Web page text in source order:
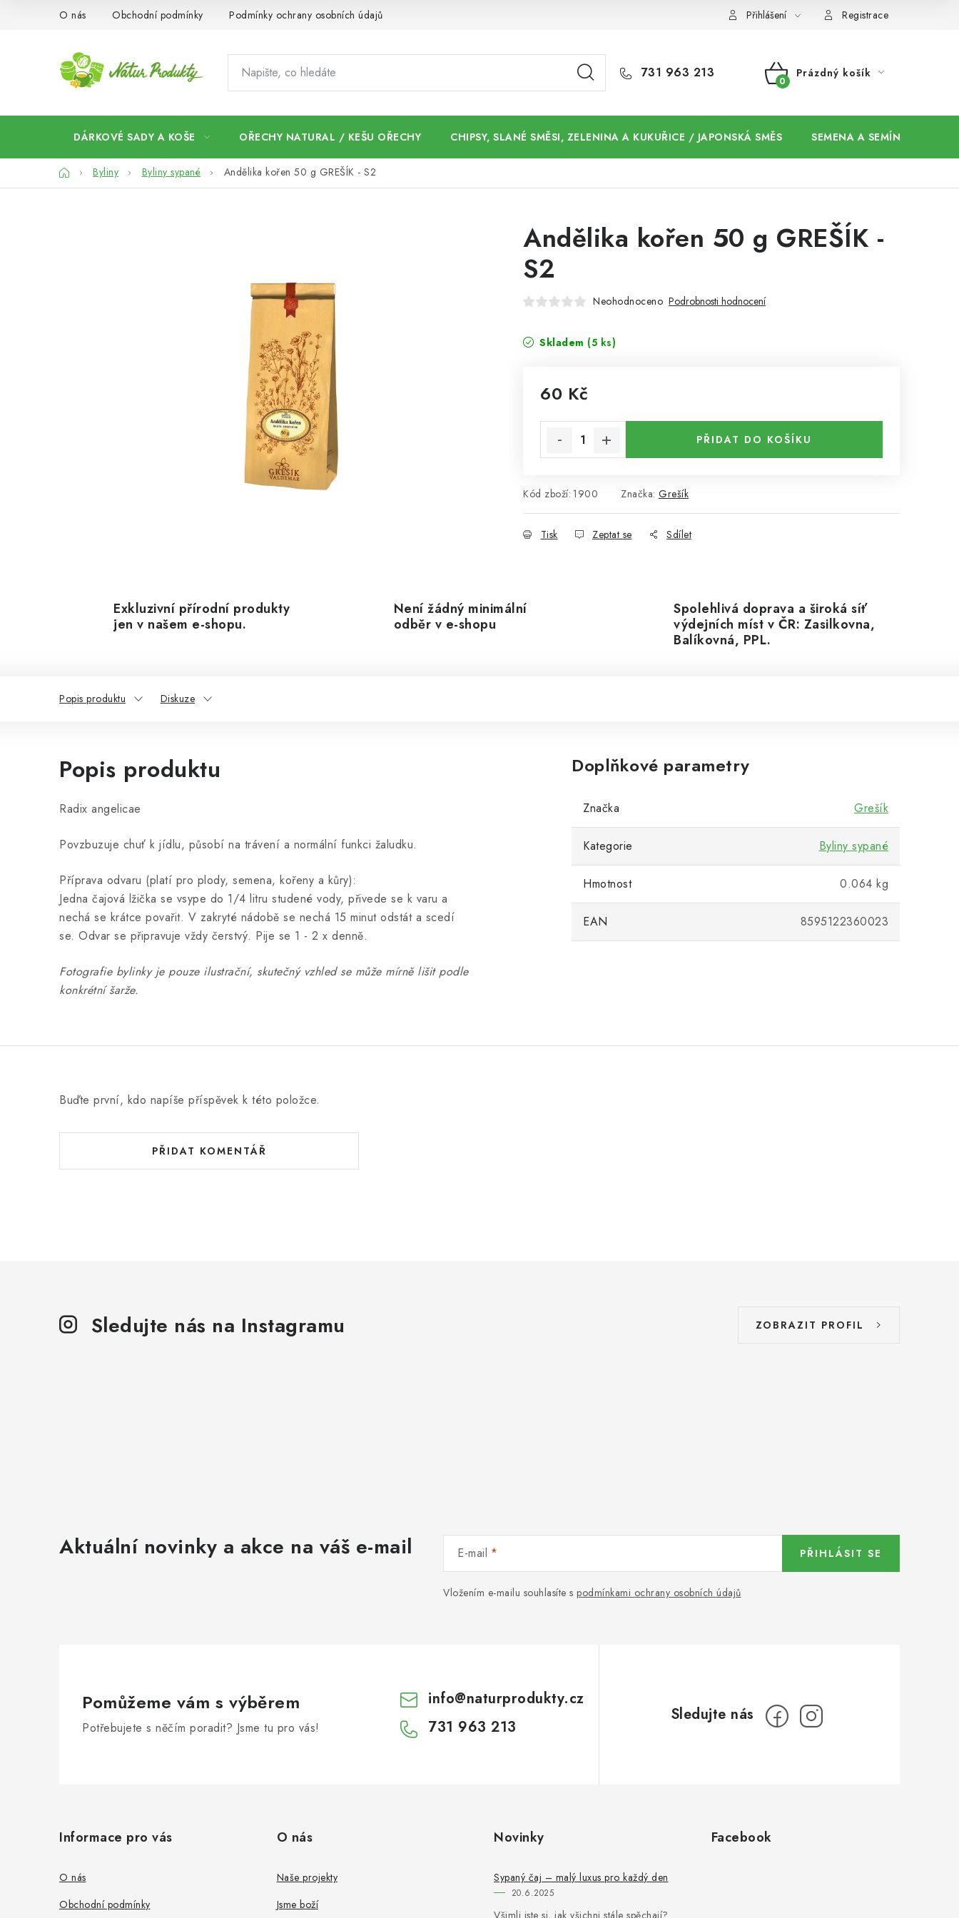
O nás Obchodní podmínky Podmínky ochrany osobních údajů Přihlášení Registrace
731 963 213
NÁKUPNÍ
Prázdný košík
DÁRKOVÉ SADY A KOŠE OŘECHY NATURAL / KEŠU OŘECHY CHIPSY, SLANÉ SMĚSI, ZELENINA A KUKUŘICE / JAPONSKÁ SMĚS SEMENA A SEMÍNKA / CHIA
DomůByliny Byliny sypané Andělika kořen 50 g GREŠÍK - S2
Andělika kořen 50 g GREŠÍK -
S2
Neohodnoceno Podrobnosti hodnocení
Skladem (5 ks)
60 Kč
PŘIDAT DO KOŠÍKU
Kód zboží: 1900 Značka: Grešík
Tisk Zeptat se Sdílet
Exkluzivní přírodní produkty
jen v našem e-shopu.
Není žádný minimální
odběr v e-shopu
Spolehlivá doprava a široká síť
výdejních míst v ČR: Zasilkovna,
Balíkovná, PPL.
Popis produktu Diskuze
Popis produktu
Radix angelicae
Povzbuzuje chuť k jídlu, působí na trávení a normální funkci žaludku.
Příprava odvaru (platí pro plody, semena, kořeny a kůry):
Jedna čajová lžička se vsype do 1/4 litru studené vody, přivede se k varu a
nechá se krátce povařit. V zakryté nádobě se nechá 15 minut odstát a scedí
se. Odvar se připravuje vždy čerstvý. Pije se 1 - 2 x denně.
Fotografie bylinky je pouze ilustrační, skutečný vzhled se může mírně lišit podle
konkrétní šarže.
Doplňkové parametry
Značka Grešík
Kategorie Byliny sypané
Hmotnost 0.064 kg
EAN 8595122360023
Buďte první, kdo napíše příspěvek k této položce.
PŘIDAT KOMENTÁŘ
Sledujte nás na Instagramu ZOBRAZIT PROFIL
Aktuální novinky a akce na váš e-mail E-mail
Vložením e-mailu souhlasíte s podmínkami ochrany osobních údajů
PŘIHLÁSIT SE
Pomůžeme vám s výběrem
Potřebujete s něčím poradit? Jsme tu pro vás!
info@naturprodukty.cz
731 963 213
Informace pro vás
O nás
Obchodní podmínky
O nás
Naše projekty
Jsme boží
Novinky
Sypaný čaj – malý luxus pro každý den
20.6.2025
Facebook